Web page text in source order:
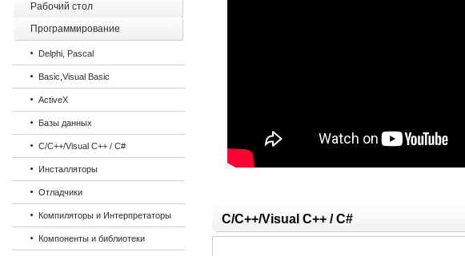
Рабочий стол
Программирование
Delphi, Pascal
Basic,Visual Basic
ActiveX
Базы данных
C/C++/Visual C++ / C#
Инсталляторы
Отладчики
Компиляторы и Интерпретаторы
Компоненты и библиотеки
C/C++/Visual C++ / C#